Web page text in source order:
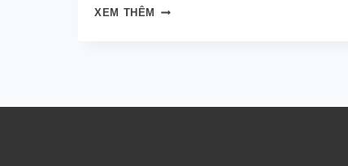
XEM THÊM
CHUỘT
ĐUỔI